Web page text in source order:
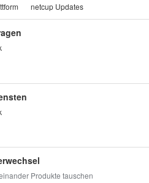
netcup Updates
Produkte tauschen